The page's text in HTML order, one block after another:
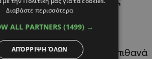
το ενδεχόμενο το
σε σαλμονέλα,
παραμένει ένα από τα πιθανά
Διαβάστε περισσότερα
ALL PARTNERS (1499) →
ΑΠΌΡΡΙΨΗ ΌΛΩΝ